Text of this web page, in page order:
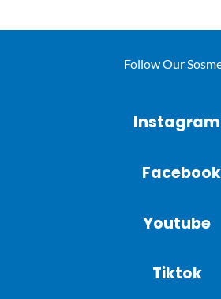
Follow Our
Instagram
Facebook
Youtube
Tiktok